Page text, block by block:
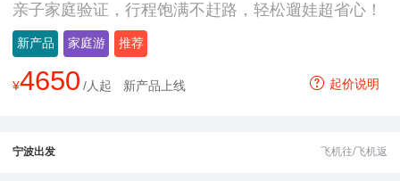
亲子家庭验证，行程饱满不赶路，轻松遛娃超省心！
新产品 家庭游 推荐
¥4650 /人起 新产品上线 起价说明
宁波出发 飞机往/飞机返